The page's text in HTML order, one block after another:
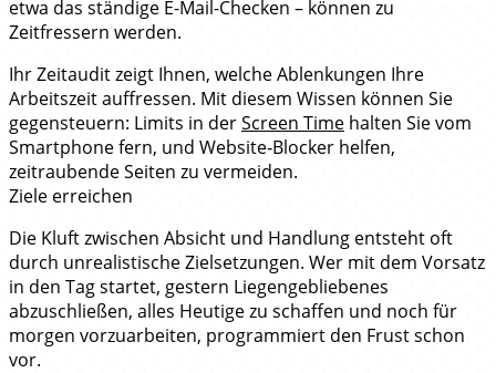
etwa das ständige E-Mail-Checken – können zu
Zeitfressern werden.
Ihr Zeitaudit zeigt Ihnen, welche Ablenkungen Ihre
Arbeitszeit auffressen. Mit diesem Wissen können Sie
gegensteuern: Limits in derScreen Time halten Sie vom
Smartphone fern, und Website‑Blocker helfen,
zeitraubende Seiten zu vermeiden.
Ziele erreichen
Die Kluft zwischen Absicht und Handlung entsteht oft
durch unrealistische Zielsetzungen. Wer mit dem Vorsatz
in den Tag startet, gestern Liegengebliebenes
abzuschließen, alles Heutige zu schaffen und noch für
morgen vorzuarbeiten, programmiert den Frust schon
vor.